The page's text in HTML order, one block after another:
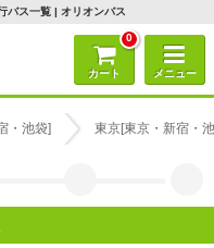
バス一覧 | オリオンバス
0
カート メニュー
・池袋] 東京[東京・新宿・